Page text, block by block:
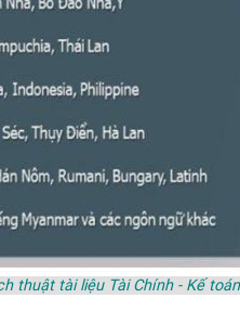
thuật tài liệu Tài Chính - Kế